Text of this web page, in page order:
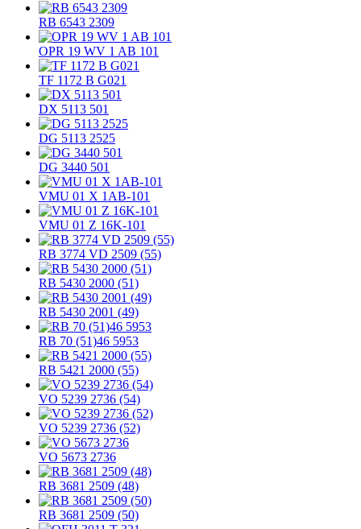
RB 6543 2309
OPR 19 WV 1 AB 101
TF 1172 B G021
DX 5113 501
DG 5113 2525
DG 3440 501
VMU 01 X 1AB-101
VMU 01 Z 16K-101
RB 3774 VD 2509 (55)
RB 5430 2000 (51)
RB 5430 2001 (49)
RB 70 (51)46 5953
RB 5421 2000 (55)
VO 5239 2736 (54)
VO 5239 2736 (52)
VO 5673 2736
RB 3681 2509 (48)
RB 3681 2509 (50)